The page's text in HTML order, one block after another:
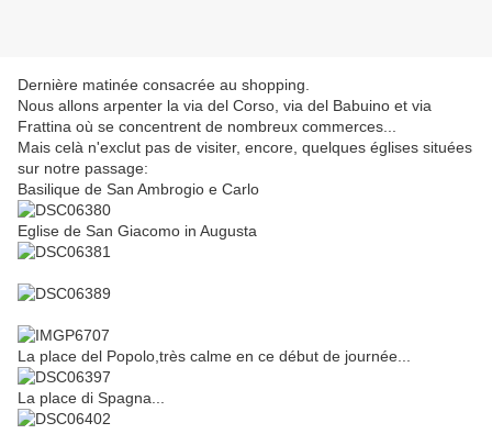
Dernière matinée consacrée au shopping.
Nous allons arpenter la via del Corso, via del Babuino et via
Frattina où se concentrent de nombreux commerces...
Mais celà n'exclut pas de visiter, encore, quelques églises situées
sur notre passage:
Basilique de San Ambrogio e Carlo
Eglise de San Giacomo in Augusta
La place del Popolo,très calme en ce début de journée...
La place di Spagna...